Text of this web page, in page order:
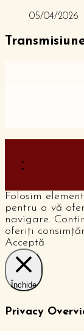
05/04/2026
Folosim
pentru a vă
navigare.
oferiți
Acceptă
Închide
Privacy